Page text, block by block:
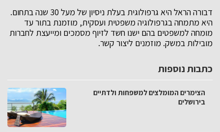
דבורה הראל היא גרפולוגית בעלת ניסיון של מעל 30 שנה בתחום.
היא מתמחה בגרפולוגיה משפטית ועסקית, מוזמנת בתור עד
מומחה למשפטים בהם ישנו חשד לזיוף מסמכים ומייעצת לחברות
מובילות במשק. מוזמנים ליצור קשר.
כתבות נוספות
הצימרים המומלצים למשפחות ולדתיים
בירושלים